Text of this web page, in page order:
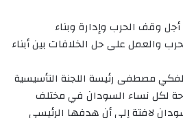
وقف الحرب وإدارة وبناء
والعمل على حل الخلافات بين أبناء
مصطفى رئيسة اللجنة التأسيسية
لكل نساء السودان في مختلف
لافتة إلى أن هدفها الرئيسي